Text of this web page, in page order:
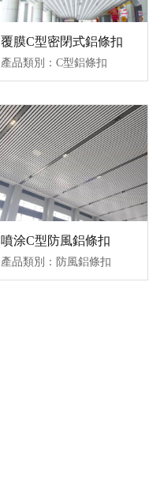
覆膜C型密閉式鋁條扣
產品類別：C型鋁條扣
噴涂C型防風鋁條扣
產品類別：防風鋁條扣